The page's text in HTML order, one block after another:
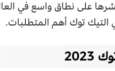
على نطاق واسع في
توك أهم المتطلبات.